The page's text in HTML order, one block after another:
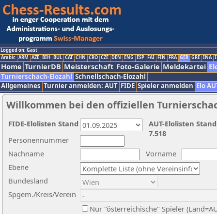
Logged on: Gast
Arabic ARM AZE BIH BUL CAT CHN CRO CZE DEN ENG ESP FAI FIN FRA GER GRE INA
Home TurnierDB Meisterschaft Foto-Galerie Meldekartei
Turnierschach-Elozahl Schnellschach-Elozahl
Allgemeines Turnier anmelden: AUT FIDE Spieler anmelden Elo
Willkommen bei den offiziellen
Nachname
Vorname
Ebene
Personennummer
Bundesland
Spgem./Kreis/Verein
Nur "österreichische" Spieler
AUT-Elolisten
7.518
FIDE-Elolisten Stand